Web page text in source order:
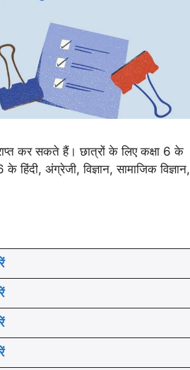
कर सकते हैं। छात्रों के लिए कक्षा 6 के
अंग्रेजी, विज्ञान, सामाजिक विज्ञान,